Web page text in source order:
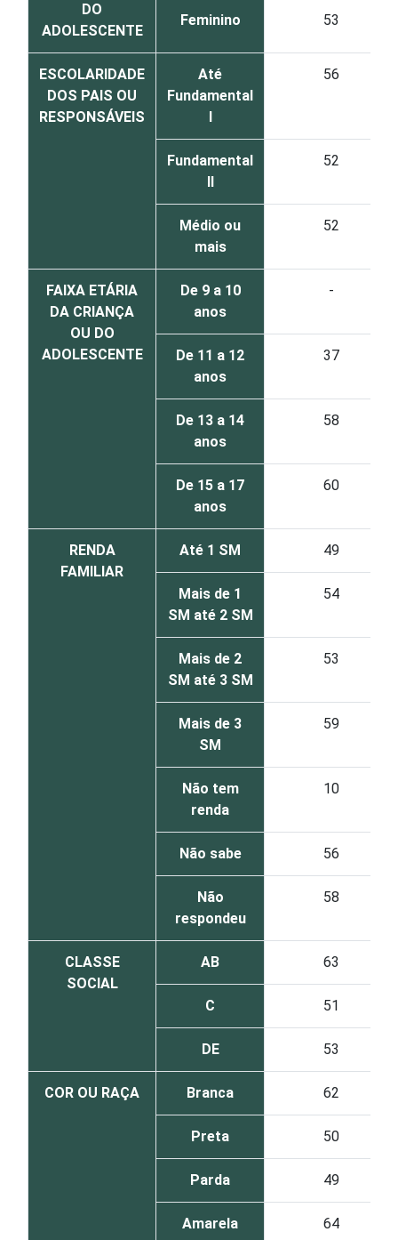
DO
ADOLESCENTE
Feminino 53
ESCOLARIDADE
DOS PAIS OU
RESPONSÁVEIS
Até
Fundamental
I
56
Fundamental
II
52
Médio ou
mais
52
FAIXA ETÁRIA
DA CRIANÇA
OU DO
ADOLESCENTE
De 9 a 10
anos
-
De 11 a 12
anos
37
De 13 a 14
anos
58
De 15 a 17
anos
60
RENDA
FAMILIAR
Até 1 SM 49
Mais de 1
SM até 2 SM
54
Mais de 2
SM até 3 SM
53
Mais de 3
SM
59
Não tem
renda
10
Não sabe 56
Não
respondeu
58
CLASSE
SOCIAL
AB 63
C 51
DE 53
COR OU RAÇA Branca 62
Preta 50
Parda 49
Amarela 64